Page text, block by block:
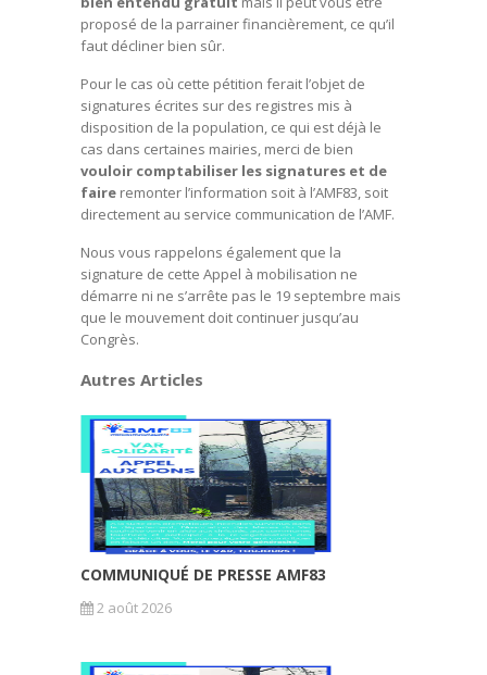
proposé de la parrainer financièrement, ce qu’il
faut décliner bien sûr.
Pour le cas où cette pétition ferait l’objet de
signatures écrites sur des registres mis à
disposition de la population, ce qui est déjà le
cas dans certaines mairies, merci de bien
vouloir comptabiliser les signatures et de
faire remonter l’information soit à l’AMF83, soit
directement au service communication de l’AMF.
Nous vous rappelons également que la
signature de cette Appel à mobilisation ne
démarre ni ne s’arrête pas le 19 septembre mais
que le mouvement doit continuer jusqu’au
Congrès.
Autres Articles
COMMUNIQUÉ DE PRESSE AMF83
2 août 2026